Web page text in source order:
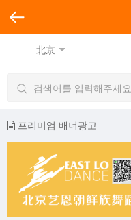
北京
프리미엄 배너광고